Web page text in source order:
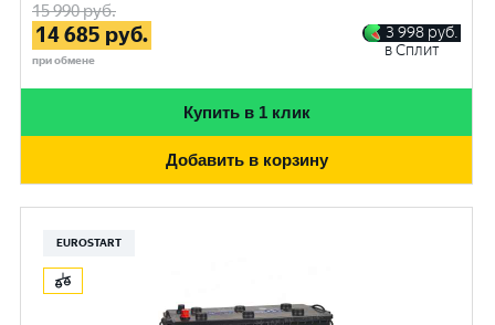
15 990руб.
14 685 руб.
при обмене
3 998 руб.
в Сплит
Купить в 1 клик
Добавить в корзину
EUROSTART